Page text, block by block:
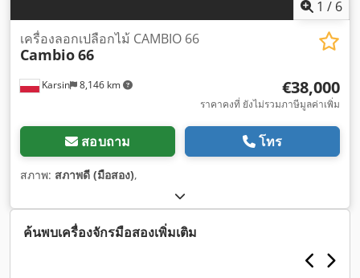
1 / 6
Karsin 8,146 km
เครื่องลอกเปลือกไม้ CAMBIO 66
Cambio66
€38,000
ราคาคงที่ ยังไม่รวมภาษีมูลค่าเพิ่ม
สอบถาม โทร
สภาพ: สภาพดี (มือสอง),
ค้นพบเครื่องจักรมือสองเพิ่มเติม